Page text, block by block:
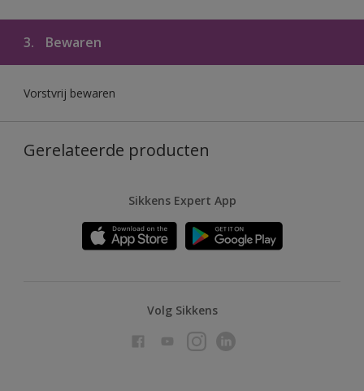
3. Bewaren
Vorstvrij bewaren
Gerelateerde producten
Sikkens Expert App
Volg Sikkens